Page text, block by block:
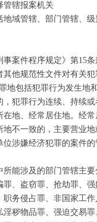
管辖报案机关
地域管辖、部门管辖、
事案件程序规定》第15
他规范性文件对有关
地包括犯罪行为发生
，犯罪行为连续、持续
在地、经常居住地。经
不一致的，主要营业
位涉嫌经济犯罪的案件
所能涉及的部门管辖主
、盗窃罪、抢劫罪、强
职务侵占罪、非国家工
淫秽物品罪、强迫交易